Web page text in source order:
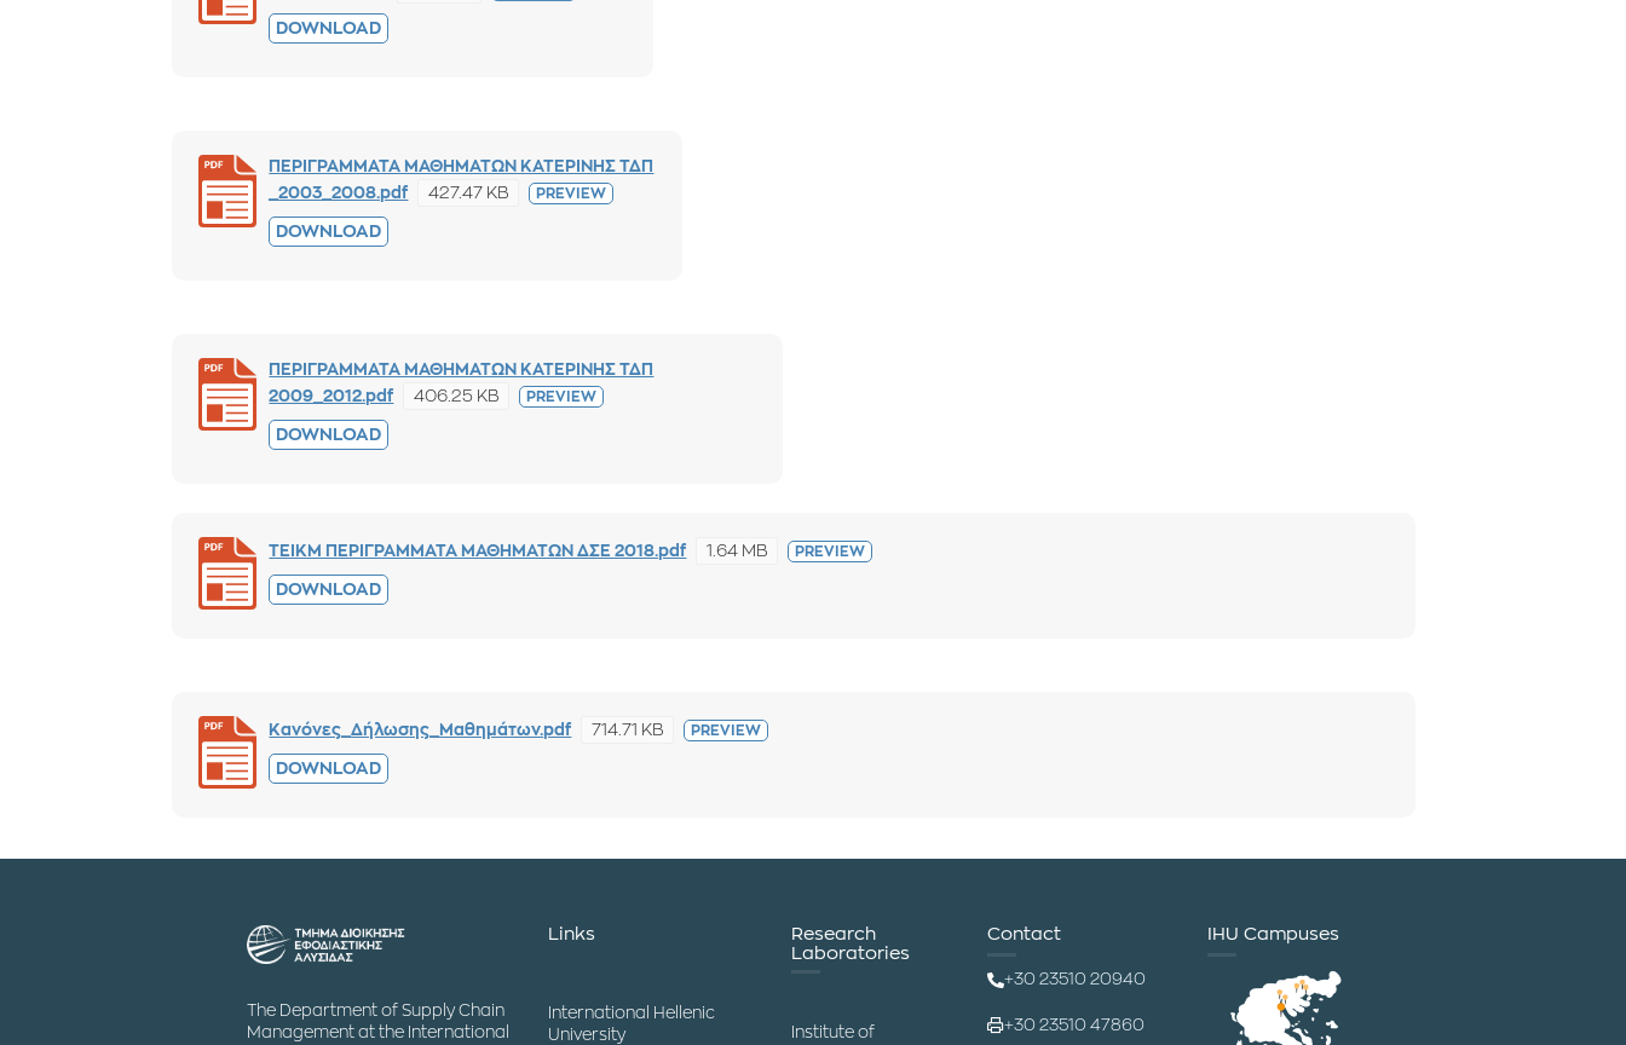
DOWNLOAD
ΠΕΡΙΓΡΑΜΜΑΤΑ ΜΑΘΗΜΑΤΩΝ ΚΑΤΕΡΙΝΗΣ ΤΔΠ
_2003_2008.pdf
427.47 KB PREVIEW
DOWNLOAD
ΠΕΡΙΓΡΑΜΜΑΤΑ ΜΑΘΗΜΑΤΩΝ ΚΑΤΕΡΙΝΗΣ ΤΔΠ
2009_2012.pdf
406.25 KB PREVIEW
DOWNLOAD
ΤΕΙΚΜ ΠΕΡΙΓΡΑΜΜΑΤΑ ΜΑΘΗΜΑΤΩΝ ΔΣΕ 2018.pdf 1.64 MB PREVIEW
DOWNLOAD
Κανόνες_Δήλωσης_Μαθημάτων.pdf 714.71 KB PREVIEW
DOWNLOAD
The Department of Supply Chain
Management at the International
Links
International Hellenic
University
Research
Laboratories
Institute of
Contact
+30 23510 20940
+30 23510 47860
IHU Campuses